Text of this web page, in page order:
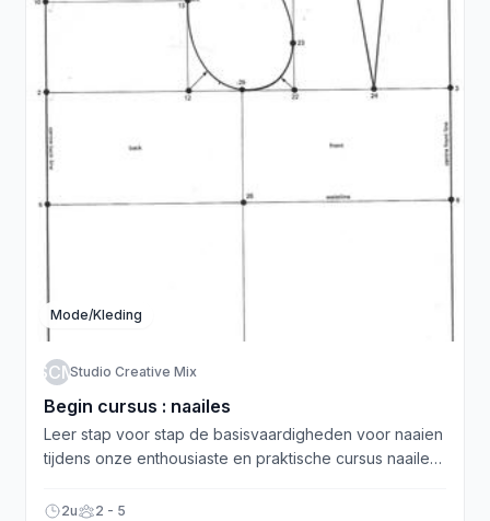
Mode/Kleding
SCMStudio Creative Mix
Begin cursus : naailes
Leer stap voor stap de basisvaardigheden voor naaien
tijdens onze enthousiaste en praktische cursus naailes
2u 2 - 5